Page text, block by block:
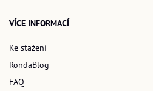
VÍCE INFORMACÍ
Ke stažení
RondaBlog
FAQ